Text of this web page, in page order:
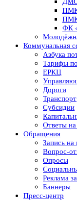
ДМО
ПМК
ПМК
ФК
Коммунальная
Азбука
Тарифы
ЕРКЦ
Дороги
Транспорт
Субсидии
Ответы
Обращения
Запись на
Вопрос-
Опросы
Реклама
Баннеры
Пресс-центр